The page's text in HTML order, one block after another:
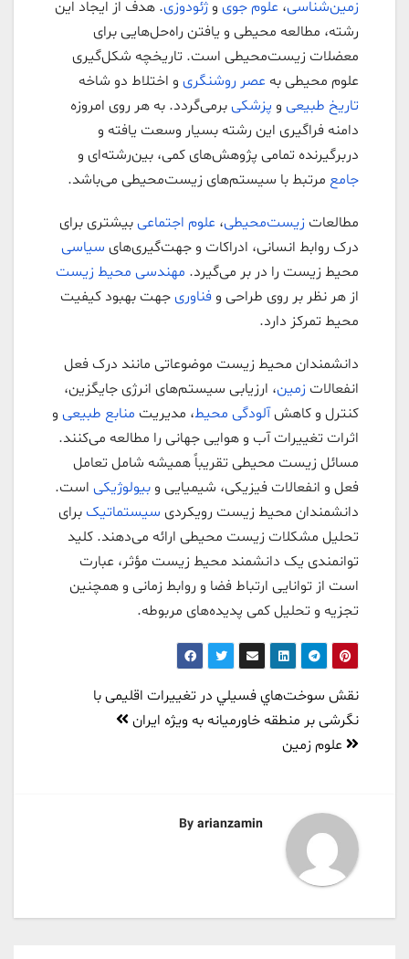
زمین‌شناسی، علوم جوی و ژئودوزی. هدف از ایجاد این
رشته، مطالعه محیطی و یافتن راه‌حل‌هایی برای
معضلات زیست‌محیطی است. تاریخچه شکل‌گیری
علوم محیطی به عصر روشنگری و اختلاط دو شاخه
تاریخ طبیعی و پزشکی برمی‌گردد. به هر روی امروزه
دامنه فراگیری این رشته بسیار وسعت یافته و
دربرگیرنده تمامی پژوهش‌های کمی، بین‌رشته‌ای و
جامع مرتبط با سیستم‌های زیست‌محیطی می‌باشد.
مطالعات زیست‌محیطی، علوم اجتماعی بیشتری برای
درک روابط انسانی، ادراکات و جهت‌گیری‌های سیاسی
محیط زیست را در بر می‌گیرد. مهندسی محیط زیست
از هر نظر بر روی طراحی و فناوری جهت بهبود کیفیت
محیط تمرکز دارد.
دانشمندان محیط زیست موضوعاتی مانند درک فعل
انفعالات زمین، ارزیابی سیستم‌های انرژی جایگزین،
کنترل و کاهشآلودگی محیط، مدیریت منابع طبیعی و
اثرات تغییرات آب و هوایی جهانی را مطالعه می‌کنند.
مسائل زیست محیطی تقریباً همیشه شامل تعامل
فعل و انفعالات فیزیکی، شیمیایی و بیولوژیکی است.
دانشمندان محیط زیست رویکردی سیستماتیک برای
تحلیل مشکلات زیست محیطی ارائه می‌دهند. کلید
توانمندی یک دانشمند محیط زیست مؤثر، عبارت
است از توانایی ارتباط فضا و روابط زمانی و همچنین
تجزیه و تحلیل کمی پدیده‌های مربوطه.
راهبری
نوشته
نقش سوخت‌هاي فسيلي در تغييرات اقلیمی با
نگرشی بر منطقه خاورمیانه به ویژه ایران
علوم زمین
By arianzamin